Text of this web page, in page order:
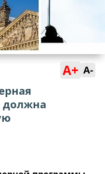
A+ A-
должна